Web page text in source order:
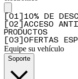
01
10% DE
02
ACCESO
PRODUCTOS
03 OFERTAS
Equipe su vehículo
Soporte